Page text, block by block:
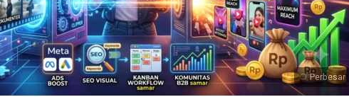
Perbesar